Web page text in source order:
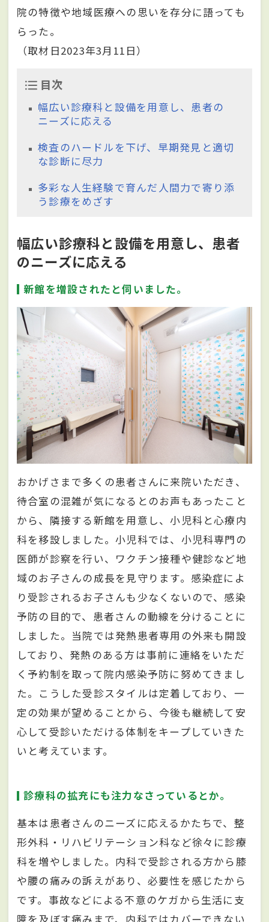
院の特徴や地域医療への思いを存分に語っても
らった。
（取材日2023年3月11日）
目次
幅広い診療科と設備を用意し、患者の
ニーズに応える
検査のハードルを下げ、早期発見と適切
な診断に尽力
多彩な人生経験で育んだ人間力で寄り添
う診療をめざす
幅広い診療科と設備を用意し、患者
のニーズに応える
新館を増設されたと伺いました。
おかげさまで多くの患者さんに来院いただき、
待合室の混雑が気になるとのお声もあったこと
から、隣接する新館を用意し、小児科と心療内
科を移設しました。小児科では、小児科専門の
医師が診察を行い、ワクチン接種や健診など地
域のお子さんの成長を見守ります。感染症によ
り受診されるお子さんも少なくないので、感染
予防の目的で、患者さんの動線を分けることに
しました。当院では発熱患者専用の外来も開設
しており、発熱のある方は事前に連絡をいただ
く予約制を取って院内感染予防に努めてきまし
た。こうした受診スタイルは定着しており、一
定の効果が望めることから、今後も継続して安
心して受診いただける体制をキープしていきた
いと考えています。
診療科の拡充にも注力なさっているとか。
基本は患者さんのニーズに応えるかたちで、整
形外科・リハビリテーション科など徐々に診療
科を増やしました。内科で受診される方から膝
や腰の痛みの訴えがあり、必要性を感じたから
です。事故などによる不意のケガから生活に支
障を及ぼす痛みまで、内科ではカバーできない